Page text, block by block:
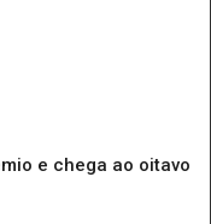
e chega ao oitavo